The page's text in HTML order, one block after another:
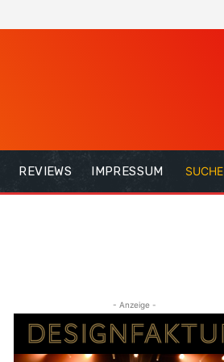
REVIEWS IMPRESSUM SUCHE
- Anzeige -